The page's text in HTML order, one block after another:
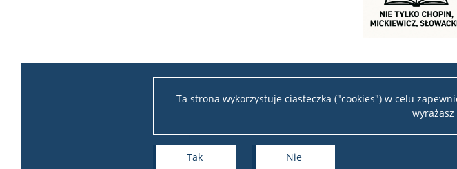
Ta strona wykorzystuje ciasteczka ("cookies") w celu
wyrażasz
Tak Nie